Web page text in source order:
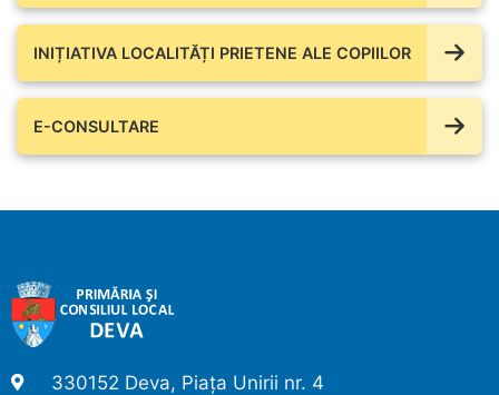
INIȚIATIVA LOCALITĂȚI PRIETENE ALE COPIILOR
E-CONSULTARE
330152 Deva, Piața Unirii nr. 4